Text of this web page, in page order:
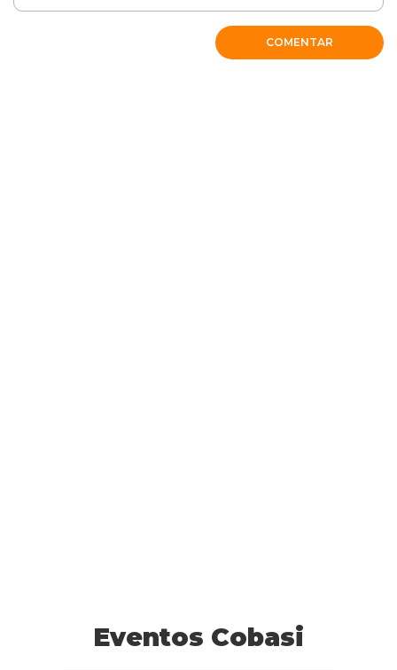
COMENTAR
Eventos Cobasi